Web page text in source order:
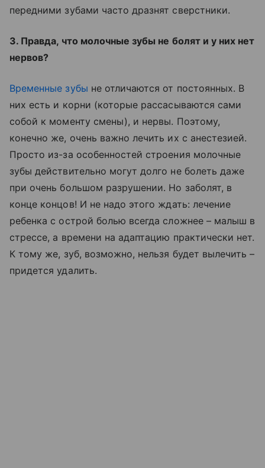
передними зубами часто дразнят сверстники.
3. Правда, что молочные зубы не болят и у них нет
нервов?
Временные зубы не отличаются от постоянных. В
них есть и корни (которые рассасываются сами
собой к моменту смены), и нервы. Поэтому,
конечно же, очень важно лечить их с анестезией.
Просто из-за особенностей строения молочные
зубы действительно могут долго не болеть даже
при очень большом разрушении. Но заболят, в
конце концов! И не надо этого ждать: лечение
ребенка с острой болью всегда сложнее – малыш в
стрессе, а времени на адаптацию практически нет.
К тому же, зуб, возможно, нельзя будет вылечить –
придется удалить.